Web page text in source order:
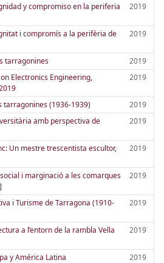
y compromiso en la periferia
2019
i compromís a la perifèria de
2019
tarragonines
2019
Electronics Engineering,
2019
tarragonines (1936-1939)
2019
amb perspectiva de
2019
Un mestre trescentista escultor,
2019
i marginació a les comarques
2019
i Turisme de Tarragona (1910-
2019
a l’entorn de la rambla Vella
2019
y América Latina
2019